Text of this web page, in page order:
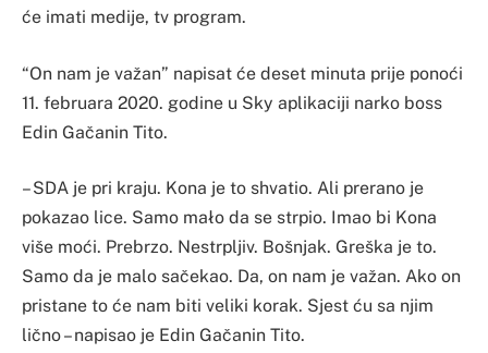
će imati medije, tv program.
“On nam je važan” napisat će deset minuta prije ponoći
11. februara 2020. godine u Sky aplikaciji narko boss
Edin Gačanin Tito.
– SDA je pri kraju. Kona je to shvatio. Ali prerano je
pokazao lice. Samo mało da se strpio. Imao bi Kona
više moći. Prebrzo. Nestrpljiv. Bošnjak. Greška je to.
Samo da je malo sačekao. Da, on nam je važan. Ako on
pristane to će nam biti veliki korak. Sjest ću sa njim
lično – napisao je Edin Gačanin Tito.